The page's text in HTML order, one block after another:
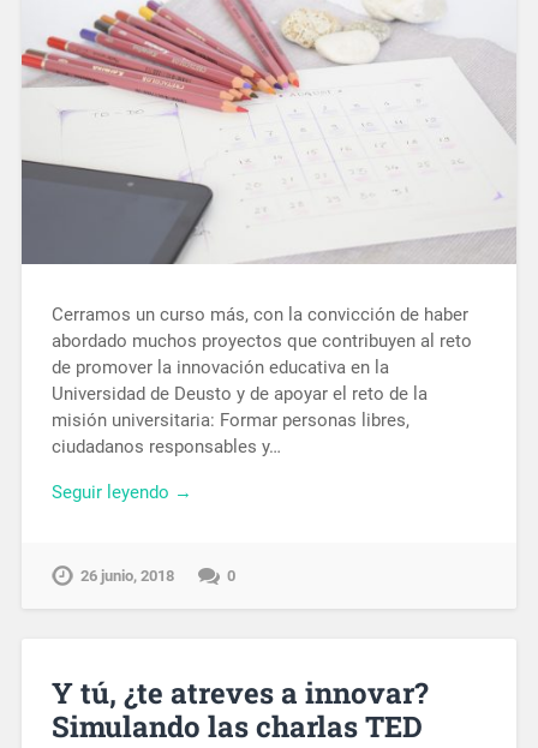
Cerramos un curso más, con la convicción de haber
abordado muchos proyectos que contribuyen al reto
de promover la innovación educativa en la
Universidad de Deusto y de apoyar el reto de la
misión universitaria: Formar personas libres,
ciudadanos responsables y…
Seguir leyendo →
26 junio, 2018 0
Y tú, ¿te atreves a innovar?
Simulando las charlas TED